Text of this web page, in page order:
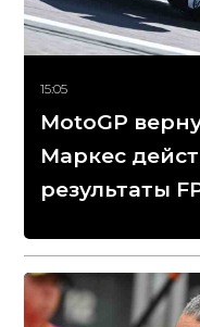
15:05
MotoGP
Маркес
результаты